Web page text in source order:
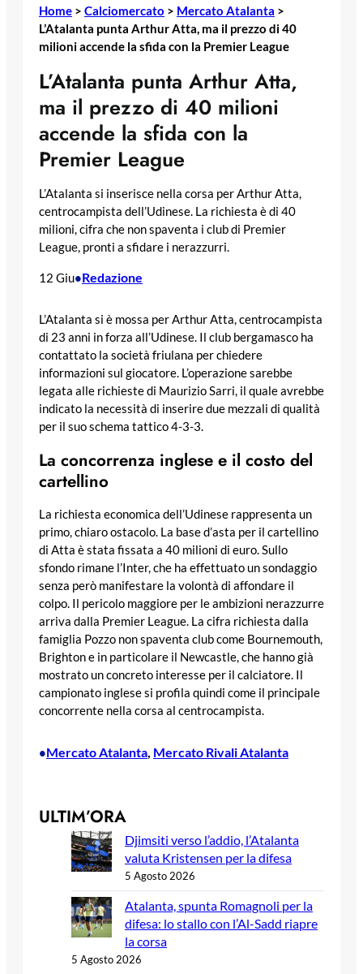
Home > Calciomercato > Mercato Atalanta >
L’Atalanta punta Arthur Atta, ma il prezzo di 40
milioni accende la sfida con la Premier League
L’Atalanta punta Arthur Atta,
ma il prezzo di 40 milioni
accende la sfida con la
Premier League
L’Atalanta si inserisce nella corsa per Arthur Atta,
centrocampista dell’Udinese. La richiesta è di 40
milioni, cifra che non spaventa i club di Premier
League, pronti a sfidare i nerazzurri.
12 Giu•Redazione
L’Atalanta si è mossa per Arthur Atta, centrocampista
di 23 anni in forza all’Udinese. Il club bergamasco ha
contattato la società friulana per chiedere
informazioni sul giocatore. L’operazione sarebbe
legata alle richieste di Maurizio Sarri, il quale avrebbe
indicato la necessità di inserire due mezzali di qualità
per il suo schema tattico 4-3-3.
La concorrenza inglese e il costo del
cartellino
La richiesta economica dell’Udinese rappresenta un
primo, chiaro ostacolo. La base d’asta per il cartellino
di Atta è stata fissata a 40 milioni di euro. Sullo
sfondo rimane l’Inter, che ha effettuato un sondaggio
senza però manifestare la volontà di affondare il
colpo. Il pericolo maggiore per le ambizioni nerazzurre
arriva dalla Premier League. La cifra richiesta dalla
famiglia Pozzo non spaventa club come Bournemouth,
Brighton e in particolare il Newcastle, che hanno già
mostrato un concreto interesse per il calciatore. Il
campionato inglese si profila quindi come il principale
concorrente nella corsa al centrocampista.
•Mercato Atalanta, Mercato Rivali Atalanta
ULTIM’ORA
Djimsiti verso l’addio, l’Atalanta
valuta Kristensen per la difesa
5 Agosto 2026
Atalanta, spunta Romagnoli per la
difesa: lo stallo con l’Al-Sadd riapre
la corsa
5 Agosto 2026